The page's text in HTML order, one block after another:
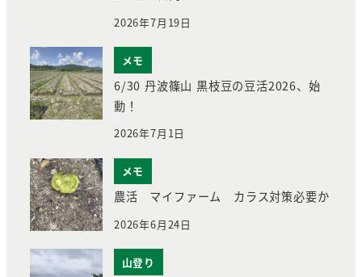
2026年7月19日
メモ
6/30 丹波篠山 黒枝豆の豆活2026、始
動！
2026年7月1日
メモ
農活 マイファーム カラス対策必要か
2026年6月24日
山登り